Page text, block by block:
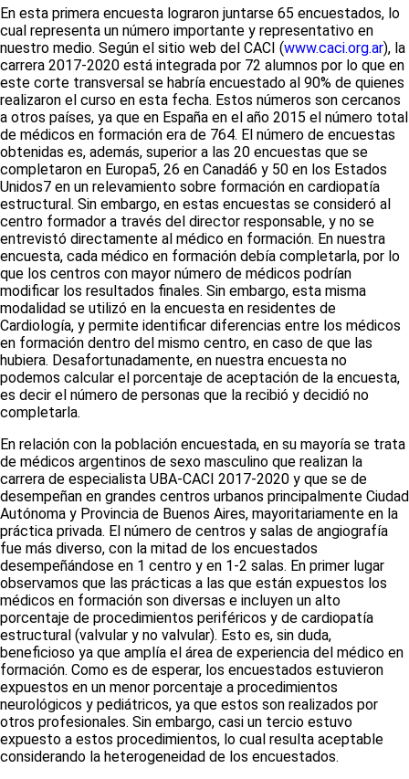
En esta primera encuesta lograron juntarse 65 encuestados, lo
cual representa un número importante y representativo en
nuestro medio. Según el sitio web del CACI (www.caci.org.ar), la
carrera 2017-2020 está integrada por 72 alumnos por lo que en
este corte transversal se habría encuestado al 90% de quienes
realizaron el curso en esta fecha. Estos números son cercanos
a otros países, ya que en España en el año 2015 el número total
de médicos en formación era de 764. El número de encuestas
obtenidas es, además, superior a las 20 encuestas que se
completaron en Europa5, 26 en Canadá6 y 50 en los Estados
Unidos7 en un relevamiento sobre formación en cardiopatía
estructural. Sin embargo, en estas encuestas se consideró al
centro formador a través del director responsable, y no se
entrevistó directamente al médico en formación. En nuestra
encuesta, cada médico en formación debía completarla, por lo
que los centros con mayor número de médicos podrían
modificar los resultados finales. Sin embargo, esta misma
modalidad se utilizó en la encuesta en residentes de
Cardiología, y permite identificar diferencias entre los médicos
en formación dentro del mismo centro, en caso de que las
hubiera. Desafortunadamente, en nuestra encuesta no
podemos calcular el porcentaje de aceptación de la encuesta,
es decir el número de personas que la recibió y decidió no
completarla.
En relación con la población encuestada, en su mayoría se trata
de médicos argentinos de sexo masculino que realizan la
carrera de especialista UBA-CACI 2017-2020 y que se de
desempeñan en grandes centros urbanos principalmente Ciudad
Autónoma y Provincia de Buenos Aires, mayoritariamente en la
práctica privada. El número de centros y salas de angiografía
fue más diverso, con la mitad de los encuestados
desempeñándose en 1 centro y en 1-2 salas. En primer lugar
observamos que las prácticas a las que están expuestos los
médicos en formación son diversas e incluyen un alto
porcentaje de procedimientos periféricos y de cardiopatía
estructural (valvular y no valvular). Esto es, sin duda,
beneficioso ya que amplía el área de experiencia del médico en
formación. Como es de esperar, los encuestados estuvieron
expuestos en un menor porcentaje a procedimientos
neurológicos y pediátricos, ya que estos son realizados por
otros profesionales. Sin embargo, casi un tercio estuvo
expuesto a estos procedimientos, lo cual resulta aceptable
considerando la heterogeneidad de los encuestados.